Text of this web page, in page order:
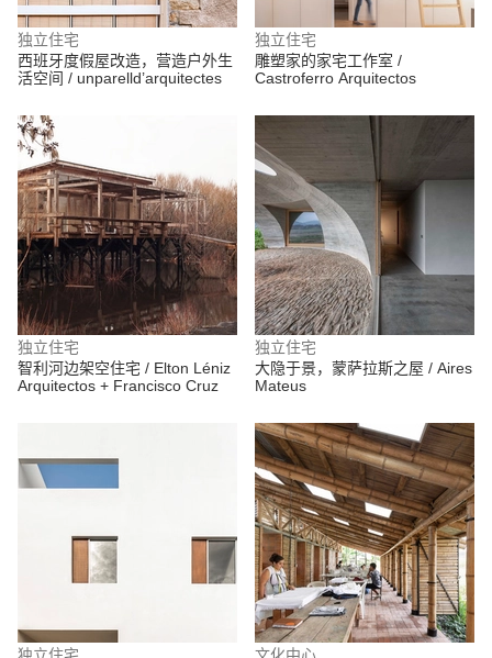
独立住宅
西班牙度假屋改造，营造户外生
活空间 / unparelld’arquitectes
独立住宅
雕塑家的家宅工作室 /
Castroferro Arquitectos
独立住宅
智利河边架空住宅 / Elton Léniz
Arquitectos + Francisco Cruz
独立住宅
大隐于景，蒙萨拉斯之屋 / Aires
Mateus